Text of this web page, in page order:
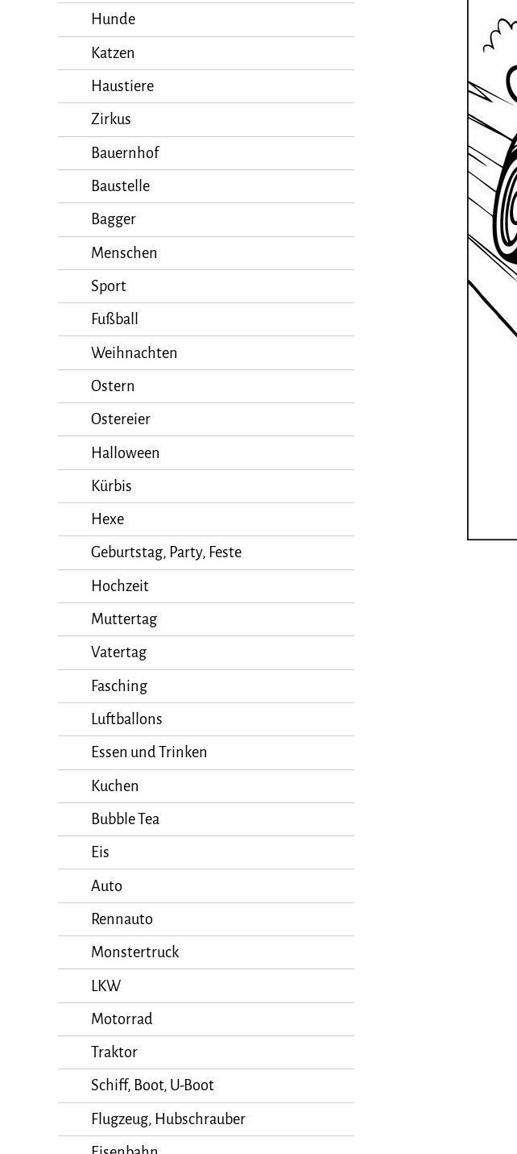
Hunde
Katzen
Haustiere
Zirkus
Bauernhof
Baustelle
Bagger
Menschen
Sport
Fußball
Weihnachten
Ostern
Ostereier
Halloween
Kürbis
Hexe
Geburtstag, Party, Feste
Hochzeit
Muttertag
Vatertag
Fasching
Luftballons
Essen und Trinken
Kuchen
Bubble Tea
Eis
Auto
Rennauto
Monstertruck
LKW
Motorrad
Traktor
Schiff, Boot, U-Boot
Flugzeug, Hubschrauber